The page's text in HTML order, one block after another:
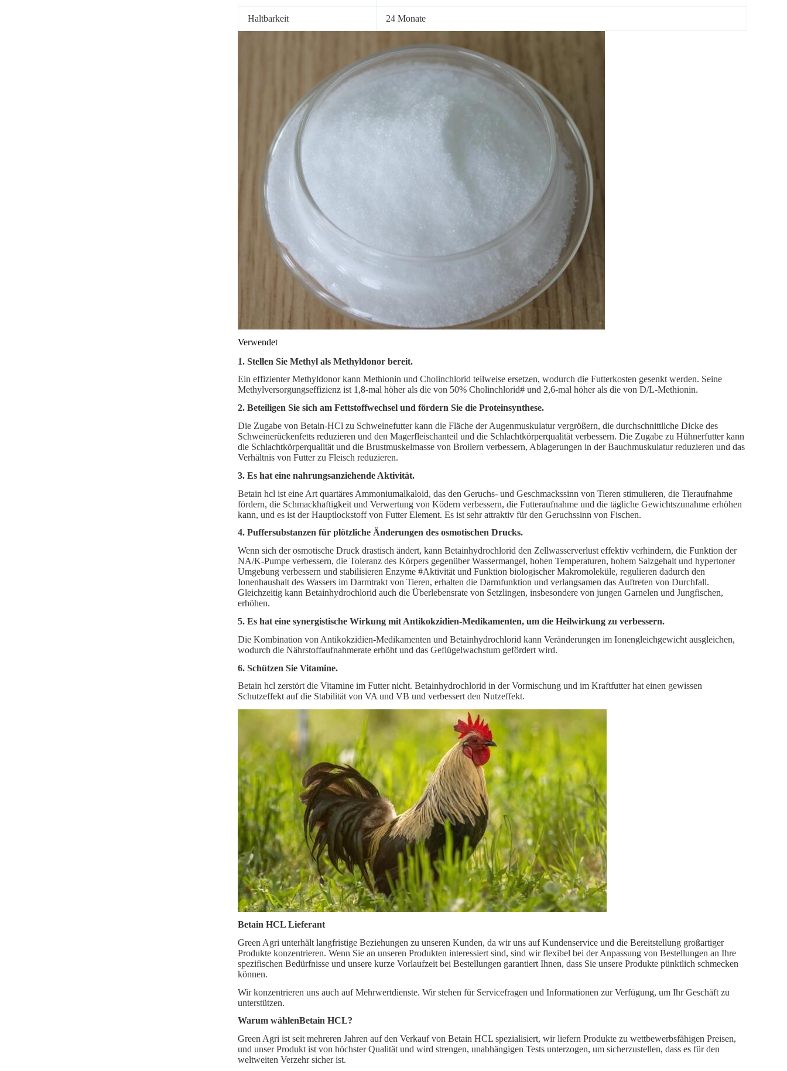
Haltbarkeit 24 Monate
Verwendet
1. Stellen Sie Methyl als Methyldonor bereit.
Ein effizienter Methyldonor kann Methionin und Cholinchlorid teilweise ersetzen, wodurch die Futterkosten gesenkt werden. Seine
Methylversorgungseffizienz ist 1,8-mal höher als die von 50% Cholinchlorid# und 2,6-mal höher als die von D/L-Methionin.
2. Beteiligen Sie sich am Fettstoffwechsel und fördern Sie die Proteinsynthese.
Die Zugabe von Betain-HCl zu Schweinefutter kann die Fläche der Augenmuskulatur vergrößern, die durchschnittliche Dicke des
Schweinerückenfetts reduzieren und den Magerfleischanteil und die Schlachtkörperqualität verbessern. Die Zugabe zu Hühnerfutter kann
die Schlachtkörperqualität und die Brustmuskelmasse von Broilern verbessern, Ablagerungen in der Bauchmuskulatur reduzieren und das
Verhältnis von Futter zu Fleisch reduzieren.
3. Es hat eine nahrungsanziehende Aktivität.
Betain hcl ist eine Art quartäres Ammoniumalkaloid, das den Geruchs- und Geschmackssinn von Tieren stimulieren, die Tieraufnahme
fördern, die Schmackhaftigkeit und Verwertung von Ködern verbessern, die Futteraufnahme und die tägliche Gewichtszunahme erhöhen
kann, und es ist der Hauptlockstoff von Futter Element. Es ist sehr attraktiv für den Geruchssinn von Fischen.
4. Puffersubstanzen für plötzliche Änderungen des osmotischen Drucks.
Wenn sich der osmotische Druck drastisch ändert, kann Betainhydrochlorid den Zellwasserverlust effektiv verhindern, die Funktion der
NA/K-Pumpe verbessern, die Toleranz des Körpers gegenüber Wassermangel, hohen Temperaturen, hohem Salzgehalt und hypertoner
Umgebung verbessern und stabilisieren Enzyme #Aktivität und Funktion biologischer Makromoleküle, regulieren dadurch den
Ionenhaushalt des Wassers im Darmtrakt von Tieren, erhalten die Darmfunktion und verlangsamen das Auftreten von Durchfall.
Gleichzeitig kann Betainhydrochlorid auch die Überlebensrate von Setzlingen, insbesondere von jungen Garnelen und Jungfischen,
erhöhen.
5. Es hat eine synergistische Wirkung mit Antikokzidien-Medikamenten, um die Heilwirkung zu verbessern.
Die Kombination von Antikokzidien-Medikamenten und Betainhydrochlorid kann Veränderungen im Ionengleichgewicht ausgleichen,
wodurch die Nährstoffaufnahmerate erhöht und das Geflügelwachstum gefördert wird.
6. Schützen Sie Vitamine.
Betain hcl zerstört die Vitamine im Futter nicht. Betainhydrochlorid in der Vormischung und im Kraftfutter hat einen gewissen
Schutzeffekt auf die Stabilität von VA und VB und verbessert den Nutzeffekt.
Betain HCL Lieferant
Green Agri unterhält langfristige Beziehungen zu unseren Kunden, da wir uns auf Kundenservice und die Bereitstellung großartiger
Produkte konzentrieren. Wenn Sie an unseren Produkten interessiert sind, sind wir flexibel bei der Anpassung von Bestellungen an Ihre
spezifischen Bedürfnisse und unsere kurze Vorlaufzeit bei Bestellungen garantiert Ihnen, dass Sie unsere Produkte pünktlich schmecken
können.
Wir konzentrieren uns auch auf Mehrwertdienste. Wir stehen für Servicefragen und Informationen zur Verfügung, um Ihr Geschäft zu
unterstützen.
Warum wählenBetain HCL?
Green Agri ist seit mehreren Jahren auf den Verkauf von Betain HCL spezialisiert, wir liefern Produkte zu wettbewerbsfähigen Preisen,
und unser Produkt ist von höchster Qualität und wird strengen, unabhängigen Tests unterzogen, um sicherzustellen, dass es für den
weltweiten Verzehr sicher ist.